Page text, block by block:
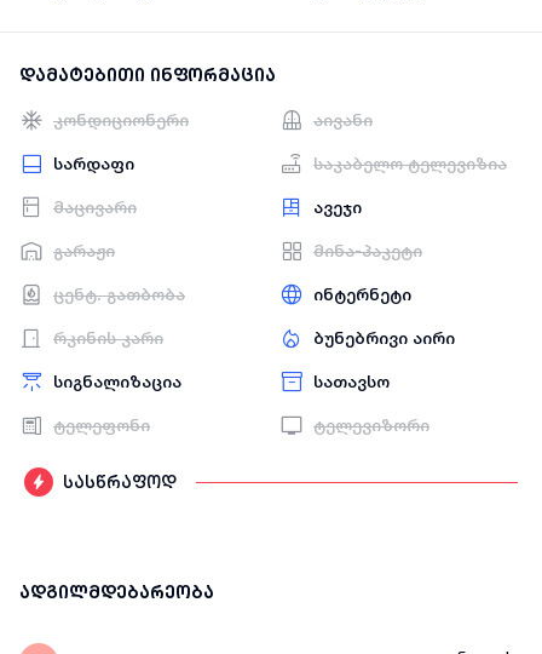
დამატებითი ინფორმაცია
კონდიციონერი აივანი
სარდაფი საკაბელო ტელევიზია
მაცივარი ავეჯი
გარაჟი მინა-პაკეტი
ცენტ. გათბობა ინტერნეტი
რკინის კარი ბუნებრივი აირი
სიგნალიზაცია სათავსო
ტელეფონი ტელევიზორი
სასწრაფოდ
ადგილმდებარეობა